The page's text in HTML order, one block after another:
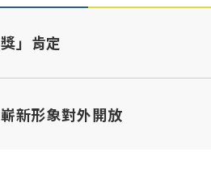
」肯定
新形象對外開放